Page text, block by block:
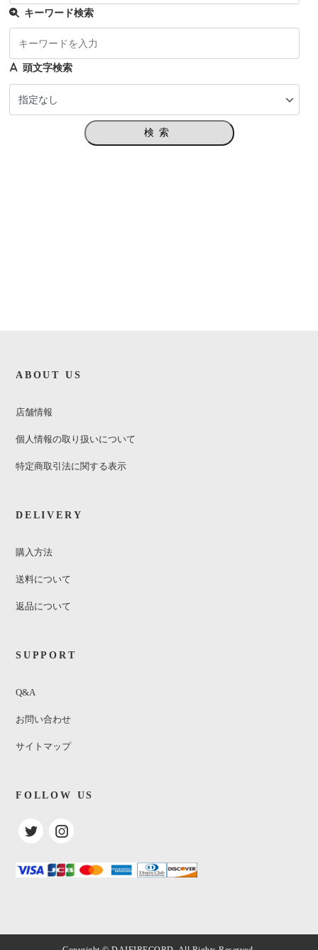
キーワード検索
頭文字検索
検索
ABOUT US
店舗情報
個人情報の取り扱いについて
特定商取引法に関する表示
DELIVERY
購入方法
送料について
返品について
SUPPORT
Q&A
お問い合わせ
サイトマップ
FOLLOW US